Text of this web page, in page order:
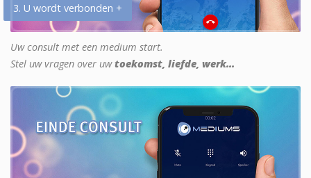
3. U wordt verbonden +
Uw consult met een medium start.
Stel uw vragen over uwtoekomst, liefde, werk...